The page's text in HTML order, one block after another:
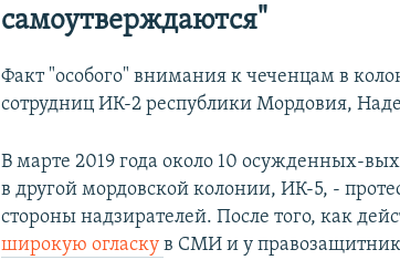
самоутверждаются"
Факт "особого" внимания к чеченцам в
сотрудниц ИК-2 республики Мордовия,
В марте 2019 года около 10 осужденных-
в другой мордовской колонии, ИК-5, -
стороны надзирателей. После того, как
широкую огласкув СМИ и у